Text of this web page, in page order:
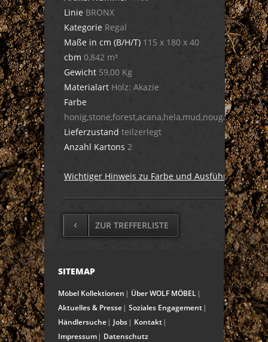
Linie BRONX
Kategorie Regal
Maße in cm (B/H/T) 115 x 180 x 40
cbm 0,842 m³
Gewicht 59,00 Kg
Materialart Holz: Akazie
Farbe
honig,stone,forest,acana,hela,mud,nougat,dula,ciga
Lieferzustand teilzerlegt
Anzahl Kartons 2
Wichtiger Hinweis zu Farbe und Ausführung
ZUR TREFFERLISTE
SITEMAP
Möbel Kollektionen
Über WOLF MÖBEL
Aktuelles & Presse
Soziales Engagement
Händlersuche
Jobs
Kontakt
Impressum
Datenschutz